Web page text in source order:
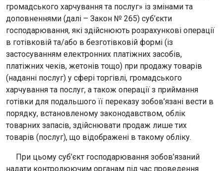
громадського харчування та послуг» із змінами та
доповненнями (далі – Закон № 265) суб’єкти
господарювання, які здійснюють розрахункові операції
в готівковій та/або в безготівковій формі (із
застосуванням електронних платіжних засобів,
платіжних чеків, жетонів тощо) при продажу товарів
(наданні послуг) у сфері торгівлі, громадського
харчування та послуг, а також операції з приймання
готівки для подальшого її переказу зобов’язані вести в
порядку, встановленому законодавством, облік
товарних запасів, здійснювати продаж лише тих
товарів (послуг), що відображені в такому обліку.
При цьому суб’єкт господарювання зобов’язаний
надати контролюючим органам під час проведення